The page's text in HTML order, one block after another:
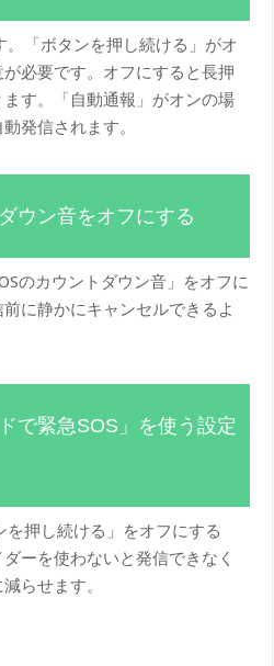
。「ボタンを押し続ける」がオ
必要です。オフにすると長押
す。「自動通報」がオンの場
発信されます。
ウン音をオフにする
のカウントダウン音」をオフに
に静かにキャンセルできるよ
で緊急SOS」を使う設定
を押し続ける」をオフにする
ーを使わないと発信できなく
らせます。